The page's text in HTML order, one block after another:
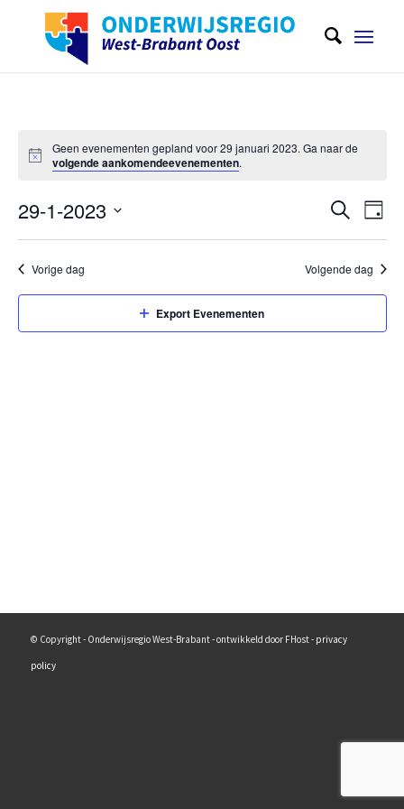
Geen evenementen gepland voor 29 januari 2023. Ga naar de
volgende aankomendeevenementen.
Zoeken
en
Zoeken
Dag
29-1-2023
Selecteer
eenVorige dag Volgende dag
Export Evenementen
© Copyright - Onderwijsregio West-Brabant - ontwikkeld door FHost - privacy
policy